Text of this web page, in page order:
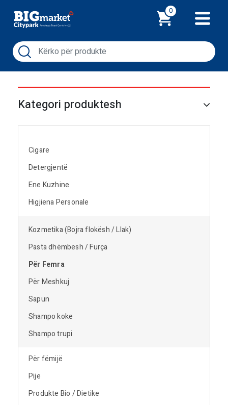
0
Kategori produktesh
Cigare
Detergjentë
Ene Kuzhine
Higjiena Personale
Kozmetika (Bojra flokësh / Llak)
Pasta dhëmbesh / Furça
Për Femra
Për Meshkuj
Sapun
Shampo koke
Shampo trupi
Për fëmijë
Pije
Produkte Bio / Dietike